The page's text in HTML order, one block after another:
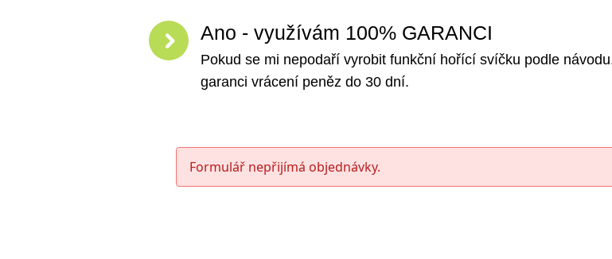
Ano - využívám 100% GARANCI
Pokud se mi nepodaří vyrobit funkční hořící svíčku podle
garanci vrácení peněz do 30 dní.
Formulář nepřijímá objednávky.